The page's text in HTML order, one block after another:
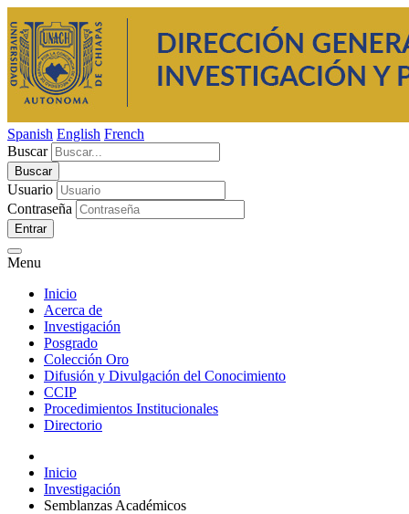
Spanish English French
Buscar
Usuario
Contraseña
Entrar
Menu
Inicio
Acerca de
Investigación
Posgrado
Colección Oro
Difusión y Divulgación del Conocimiento
CCIP
Procedimientos Institucionales
Directorio
Inicio
Investigación
Semblanzas Académicos